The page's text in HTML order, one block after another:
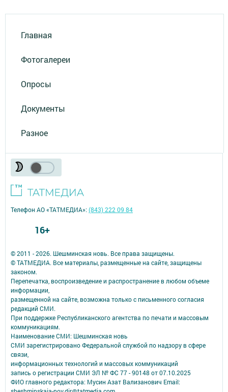
Главная
Фотогалереи
Опросы
Документы
Разное
© 2011 - 2026. Шешминская новь. Все права защищены.
© ТАТМЕДИА. Все материалы, размещенные на сайте, защищены
законом.
Перепечатка, воспроизведение и распространение в любом объеме
информации,
размещенной на сайте, возможна только с письменного согласия
редакций СМИ.
При поддержке Республиканского агентства по печати и массовым
коммуникациям.
Наименование СМИ: Шешминская новь
СМИ зарегистрировано Федеральной службой по надзору в сфере
связи,
информационных технологий и массовых коммуникаций
запись о регистрации СМИ ЭЛ № ФС 77 - 90148 от 07.10.2025
ФИО главного редактора: Мусин Азат Вализанович Email:
Телефон АО «ТАТМЕДИА»:(843) 222 09 84
16+